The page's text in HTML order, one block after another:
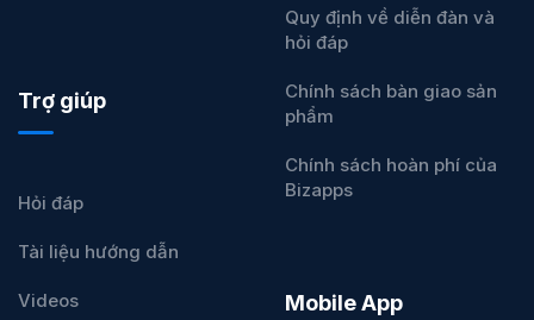
Trợ giúp
Hỏi đáp
Tài liệu hướng dẫn
Videos
Quy định về diễn đàn và
hỏi đáp
Chính sách bàn giao sản
phẩm
Chính sách hoàn phí của
Bizapps
Mobile App